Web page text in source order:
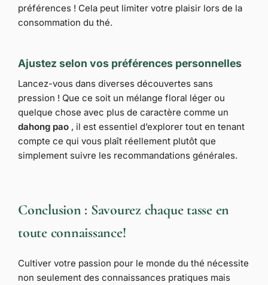
préférences ! Cela peut limiter votre plaisir lors de la
consommation du thé.
Ajustez selon vos préférences personnelles
Lancez-vous dans diverses découvertes sans
pression ! Que ce soit un mélange floral léger ou
quelque chose avec plus de caractère comme un
dahong pao , il est essentiel d’explorer tout en tenant
compte ce qui vous plaît réellement plutôt que
simplement suivre les recommandations générales.
Conclusion : Savourez chaque tasse en
toute connaissance!
Cultiver votre passion pour le monde du thé nécessite
non seulement des connaissances pratiques mais